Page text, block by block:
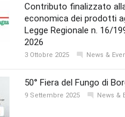
Contributo finalizzato
economica dei prodotti
Legge Regionale n. 16/
2026
3 Ottobre 2025 News &
50° Fiera del Fungo di
9 Settembre 2025 News &